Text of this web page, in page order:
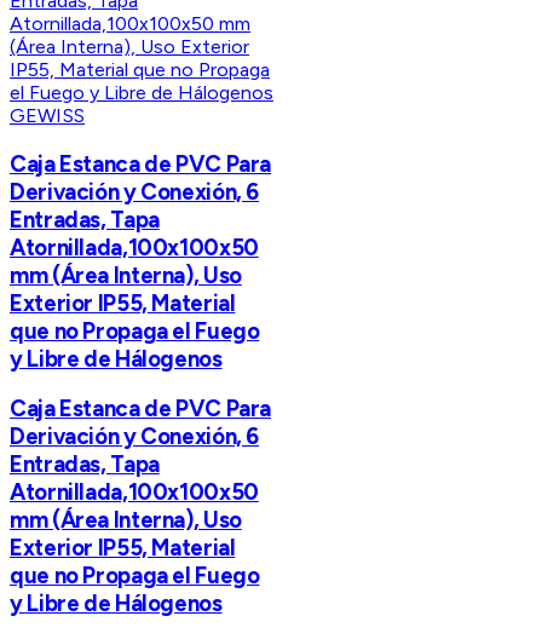
GEWISS
Caja Estanca de PVC Para
Derivación y Conexión, 6
Entradas, Tapa
Atornillada,100x100x50
mm (Área Interna), Uso
Exterior IP55, Material
que no Propaga el Fuego
y Libre de Hálogenos
Caja Estanca de PVC Para
Derivación y Conexión, 6
Entradas, Tapa
Atornillada,100x100x50
mm (Área Interna), Uso
Exterior IP55, Material
que no Propaga el Fuego
y Libre de Hálogenos